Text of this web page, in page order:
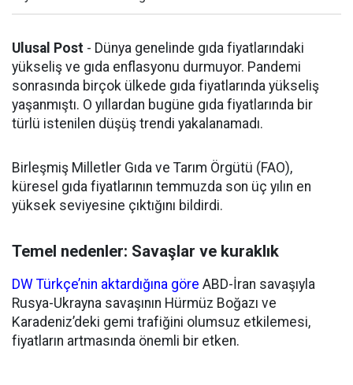
Ulusal Post - Dünya genelinde gıda fiyatlarındaki
yükseliş ve gıda enflasyonu durmuyor. Pandemi
sonrasında birçok ülkede gıda fiyatlarında yükseliş
yaşanmıştı. O yıllardan bugüne gıda fiyatlarında bir
türlü istenilen düşüş trendi yakalanamadı.
Birleşmiş Milletler Gıda ve Tarım Örgütü (FAO),
küresel gıda fiyatlarının temmuzda son üç yılın en
yüksek seviyesine çıktığını bildirdi.
Temel nedenler: Savaşlar ve kuraklık
DW Türkçe’nin aktardığına göre ABD-İran savaşıyla
Rusya-Ukrayna savaşının Hürmüz Boğazı ve
Karadeniz’deki gemi trafiğini olumsuz etkilemesi,
fiyatların artmasında önemli bir etken.